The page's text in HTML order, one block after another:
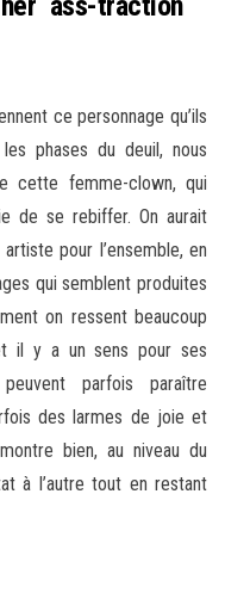
ce personnage qu’ils
phases du deuil, nous
cette femme-clown, qui
de se rebiffer. On aurait
pour l’ensemble, en
qui semblent produites
on ressent beaucoup
il y a un sens pour ses
parfois paraître
des larmes de joie et
bien, au niveau du
à l’autre tout en restant